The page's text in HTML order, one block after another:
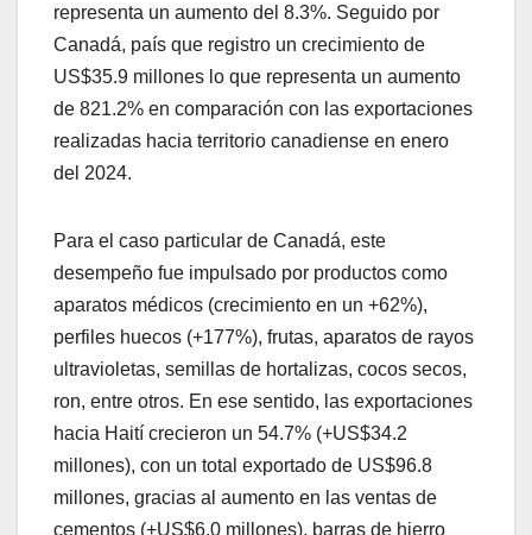
representa un aumento del 8.3%. Seguido por
Canadá, país que registro un crecimiento de
US$35.9 millones lo que representa un aumento
de 821.2% en comparación con las exportaciones
realizadas hacia territorio canadiense en enero
del 2024.
Para el caso particular de Canadá, este
desempeño fue impulsado por productos como
aparatos médicos (crecimiento en un +62%),
perfiles huecos (+177%), frutas, aparatos de rayos
ultravioletas, semillas de hortalizas, cocos secos,
ron, entre otros. En ese sentido, las exportaciones
hacia Haití crecieron un 54.7% (+US$34.2
millones), con un total exportado de US$96.8
millones, gracias al aumento en las ventas de
cementos (+US$6.0 millones), barras de hierro